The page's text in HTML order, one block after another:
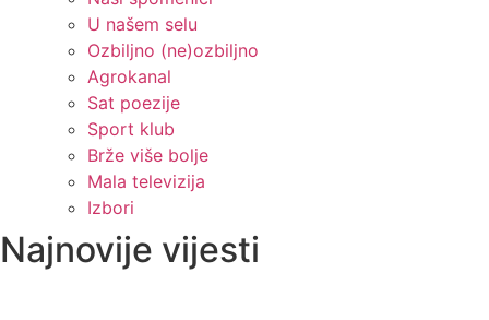
U našem selu
Ozbiljno (ne)ozbiljno
Agrokanal
Sat poezije
Sport klub
Brže više bolje
Mala televizija
Izbori
Najnovije vijesti